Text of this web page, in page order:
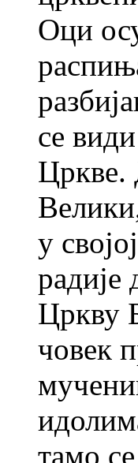
Оци
се
Цркве.
у
радије
Цркву
човек
тамо